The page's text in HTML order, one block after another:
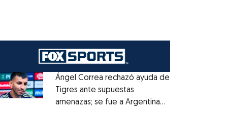
Opens in new window
Ángel Correa rechazó ayuda de
Tigres ante supuestas
amenazas; se fue a Argentina